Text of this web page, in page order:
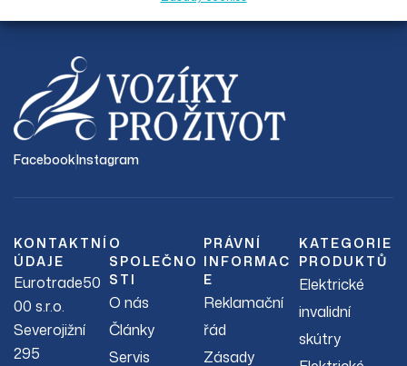
FacebookInstagram
KONTAKTNÍ
ÚDAJE
Eurotrade50
00 s.r.o.
Severojižní
295
O
SPOLEČNO
STI
O nás
Články
Servis
PRÁVNÍ
INFORMAC
E
Reklamační
řád
Zásady
KATEGORIE
PRODUKTŮ
Elektrické
invalidní
skútry